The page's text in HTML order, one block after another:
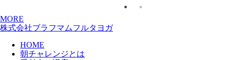
MORE
株式会社ブラフマムフルタヨガ
HOME
朝チャレンジとは